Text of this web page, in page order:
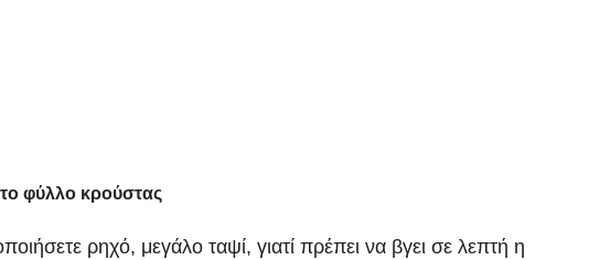
το φύλλο κρούστας
ρηχό, μεγάλο ταψί, γιατί πρέπει να βγει σε λεπτή η